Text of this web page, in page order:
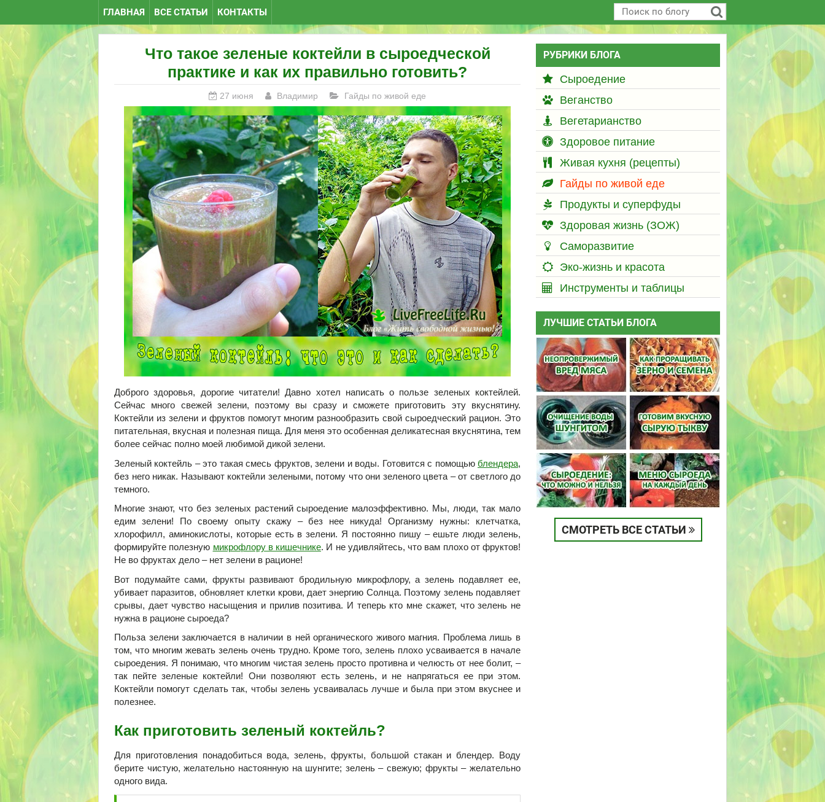
ГЛАВНАЯ ВСЕ СТАТЬИ КОНТАКТЫ
Что такое зеленые коктейли в сыроедческой
практике и как их правильно готовить?
27 июня Владимир Гайды по живой еде
Доброго здоровья, дорогие читатели! Давно хотел написать о пользе зеленых коктейлей.
Сейчас много свежей зелени, поэтому вы сразу и сможете приготовить эту вкуснятину.
Коктейли из зелени и фруктов помогут многим разнообразить свой сыроедческий рацион. Это
питательная, вкусная и полезная пища. Для меня это особенная деликатесная вкуснятина, тем
более сейчас полно моей любимой дикой зелени.
Зеленый коктейль – это такая смесь фруктов, зелени и воды. Готовится с помощью блендера,
без него никак. Называют коктейли зелеными, потому что они зеленого цвета – от светлого до
темного.
Многие знают, что без зеленых растений сыроедение малоэффективно. Мы, люди, так мало
едим зелени! По своему опыту скажу – без нее никуда! Организму нужны: клетчатка,
хлорофилл, аминокислоты, которые есть в зелени. Я постоянно пишу – ешьте люди зелень,
формируйте полезную микрофлору в кишечнике. И не удивляйтесь, что вам плохо от фруктов!
Не во фруктах дело – нет зелени в рационе!
Вот подумайте сами, фрукты развивают бродильную микрофлору, а зелень подавляет ее,
убивает паразитов, обновляет клетки крови, дает энергию Солнца. Поэтому зелень подавляет
срывы, дает чувство насыщения и прилив позитива. И теперь кто мне скажет, что зелень не
нужна в рационе сыроеда?
Польза зелени заключается в наличии в ней органического живого магния. Проблема лишь в
том, что многим жевать зелень очень трудно. Кроме того, зелень плохо усваивается в начале
сыроедения. Я понимаю, что многим чистая зелень просто противна и челюсть от нее болит, –
так пейте зеленые коктейли! Они позволяют есть зелень, и не напрягаться ее при этом.
Коктейли помогут сделать так, чтобы зелень усваивалась лучше и была при этом вкуснее и
полезнее.
Как приготовить зеленый коктейль?
Для приготовления понадобиться вода, зелень, фрукты, большой стакан и блендер. Воду
берите чистую, желательно настоянную на шунгите; зелень – свежую; фрукты – желательно
одного вида.
РУБРИКИ БЛОГА
Сыроедение
Веганство
Вегетарианство
Здоровое питание
Живая кухня (рецепты)
Гайды по живой еде
Продукты и суперфуды
Здоровая жизнь (ЗОЖ)
Саморазвитие
Эко-жизнь и красота
Инструменты и таблицы
ЛУЧШИЕ СТАТЬИ БЛОГА
СМОТРЕТЬ ВСЕ СТАТЬИ